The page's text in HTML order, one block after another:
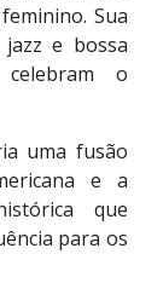
Sua
jazz e bossa
o
uma fusão
e a
que
para os